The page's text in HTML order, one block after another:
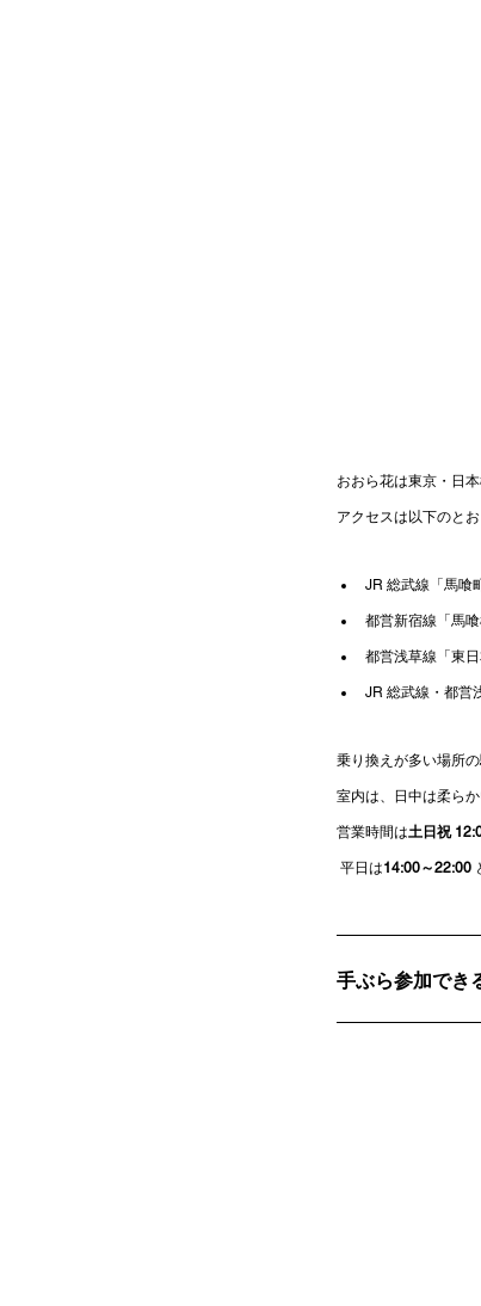
おおら花は東京・日
アクセスは以下のとお
JR 総武線「馬喰
都営新宿線「馬
都営浅草線「東
JR 総武線・都営
乗り換えが多い場所
室内は、日中は柔ら
営業時間は土日祝
平日は14:00～22:00
手ぶら参加でき